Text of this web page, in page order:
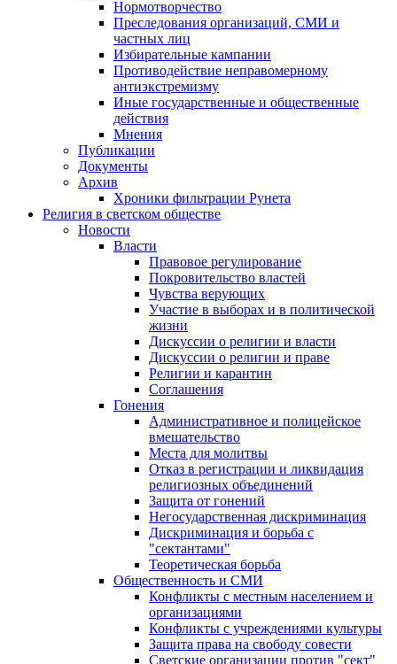
Нормотворчество
Преследования организаций, СМИ и
частных лиц
Избирательные кампании
Противодействие неправомерному
антиэкстремизму
Иные государственные и общественные
действия
Мнения
Публикации
Документы
Архив
Хроники фильтрации Рунета
Религия в светском обществе
Новости
Власти
Правовое регулирование
Покровительство властей
Чувства верующих
Участие в выборах и в политической
жизни
Дискуссии о религии и власти
Дискуссии о религии и праве
Религии и карантин
Соглашения
Гонения
Административное и полицейское
вмешательство
Места для молитвы
Отказ в регистрации и ликвидация
религиозных объединений
Защита от гонений
Негосударственная дискриминация
Дискриминация и борьба с
"сектантами"
Теоретическая борьба
Общественность и СМИ
Конфликты с местным населением и
организациями
Конфликты с учреждениями культуры
Защита права на свободу совести
Светские организации против "сект"